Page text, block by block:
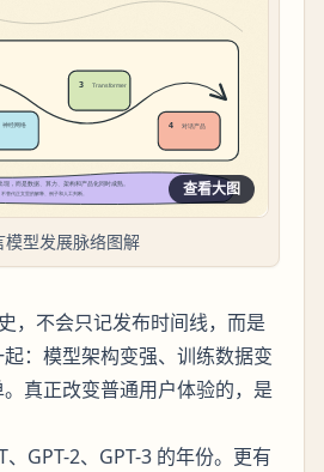
查看大图
模型发展脉络图解
，不会只记发布时间线，而是
：模型架构变强、训练数据变
真正改变普通用户体验的，是
GPT-2、GPT-3 的年份。更有